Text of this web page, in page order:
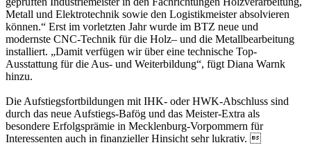
Metall und Elektrotechnik sowie den Lo­gis­tik­meis­ter absolvieren
können.“ Erst im vorletzten Jahr wurde im BTZ neue und
modernste CNC-Technik für die Holz– und die Metallbearbeitung
installiert. „Damit verfügen wir über eine technische Top-
Ausstattung für die Aus- und Weiterbildung“, fügt Diana Warnk
hinzu.
Die Aufstiegsfortbildungen mit IHK- oder HWK-Abschluss sind
durch das neue Aufstiegs-Bafög und das Meister-Extra als
besondere Erfolgsprämie in Mecklenburg-Vorpommern für
Interessenten auch in finanzieller Hinsicht sehr lukrativ. 